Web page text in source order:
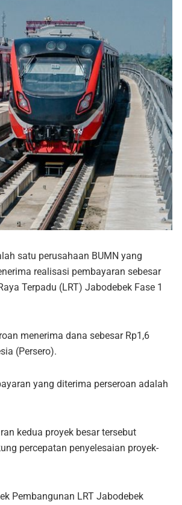
satu perusahaan BUMN yang
realisasi pembayaran sebesar
Terpadu (LRT) Jabodebek Fase 1
menerima dana sebesar Rp1,6
(Persero).
yang diterima perseroan adalah
kedua proyek besar tersebut
percepatan penyelesaian proyek-
Pembangunan LRT Jabodebek